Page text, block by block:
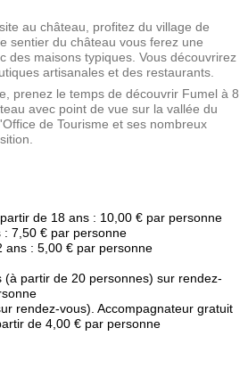
au château, profitez du village de
sentier du château vous ferez une
des maisons typiques. Vous découvrirez
artisanales et des restaurants.
prenez le temps de découvrir Fumel à 8
avec point de vue sur la vallée du
de Tourisme et ses nombreux
de 18 ans : 10,00 € par personne
: 7,50 € par personne
ans : 5,00 € par personne
(à partir de 20 personnes) sur rendez-
rendez-vous). Accompagnateur gratuit
de 4,00 € par personne